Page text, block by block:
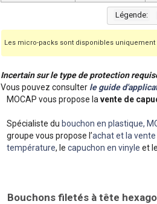
Légende:
Les micro-packs sont disponibles uniquement
Incertain sur le type de protection
Vous pouvez consulter le guide
MOCAP vous propose la vente de
Spécialiste du bouchon en plastique,
groupe vous propose l’achat et la
température, le capuchon en vinyle et le
Bouchons filetés à tête